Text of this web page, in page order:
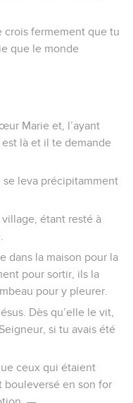
crois fermement que tu
que le monde
Marie et, l’ayant
là et il te demande
se leva précipitamment
étant resté à
dans la maison pour la
pour sortir, ils la
pour y pleurer.
Dès qu’elle le vit,
si tu avais été
ceux qui étaient
en son for